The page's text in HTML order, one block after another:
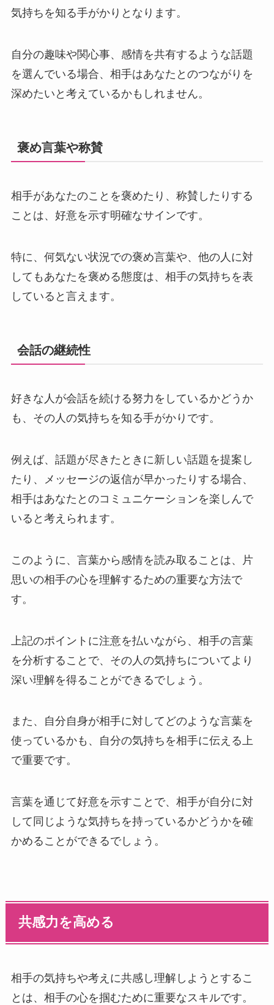
気持ちを知る手がかりとなります。
自分の趣味や関心事、感情を共有するような話題
を選んでいる場合、相手はあなたとのつながりを
深めたいと考えているかもしれません。
褒め言葉や称賛
相手があなたのことを褒めたり、称賛したりする
ことは、好意を示す明確なサインです。
特に、何気ない状況での褒め言葉や、他の人に対
してもあなたを褒める態度は、相手の気持ちを表
していると言えます。
会話の継続性
好きな人が会話を続ける努力をしているかどうか
も、その人の気持ちを知る手がかりです。
例えば、話題が尽きたときに新しい話題を提案し
たり、メッセージの返信が早かったりする場合、
相手はあなたとのコミュニケーションを楽しんで
いると考えられます。
このように、言葉から感情を読み取ることは、片
思いの相手の心を理解するための重要な方法で
す。
上記のポイントに注意を払いながら、相手の言葉
を分析することで、その人の気持ちについてより
深い理解を得ることができるでしょう。
また、自分自身が相手に対してどのような言葉を
使っているかも、自分の気持ちを相手に伝える上
で重要です。
言葉を通じて好意を示すことで、相手が自分に対
して同じような気持ちを持っているかどうかを確
かめることができるでしょう。
共感力を高める
相手の気持ちや考えに共感し理解しようとするこ
とは、相手の心を掴むために重要なスキルです。